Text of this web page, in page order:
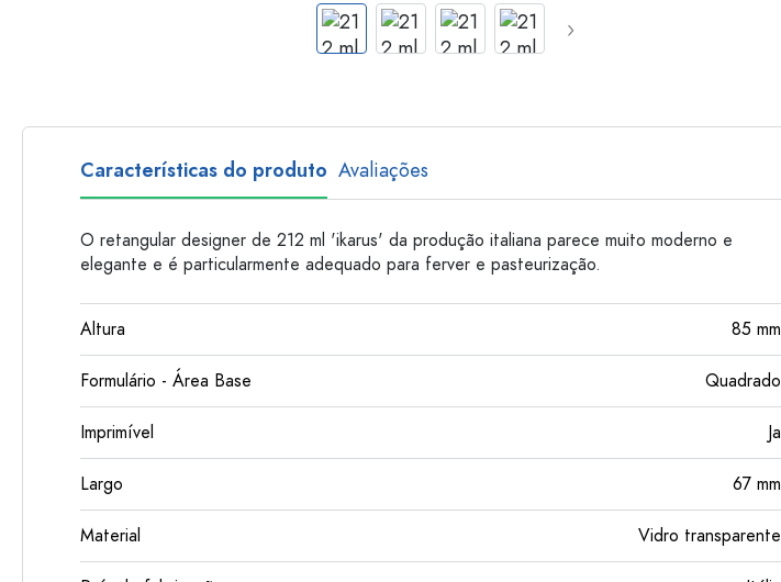
Garrafas de plastico
Características do produto Avaliações
O retangular designer de 212 ml 'ikarus' da produção italiana parece muito moderno e
elegante e é particularmente adequado para ferver e pasteurização.
Altura 85 mm
Formulário - Área Base Quadrado
Imprimível Ja
Largo 67 mm
Material Vidro transparente